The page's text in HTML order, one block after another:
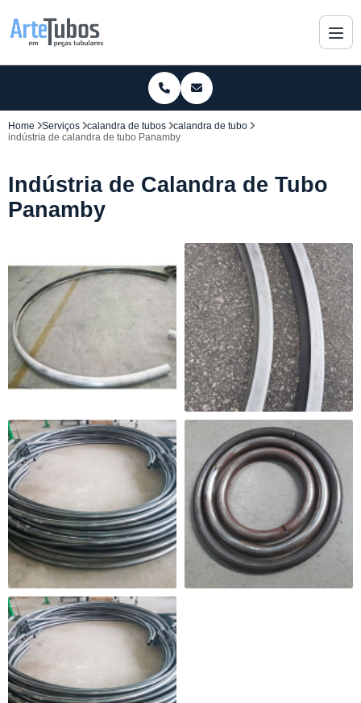
Home Serviços calandra de tubos
calandra de tubo
indústria de calandra de tubo Panamby
Indústria de Calandra de Tubo
Panamby